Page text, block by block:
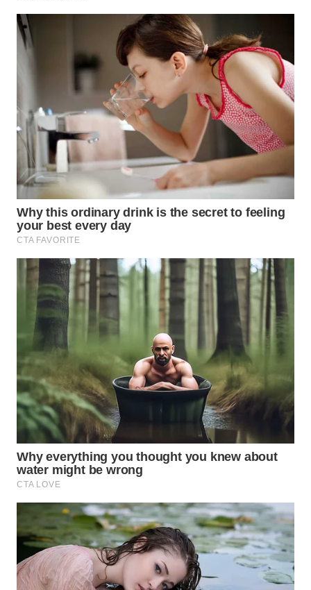
WN
SOLO
WN
BOROBUDUR
WN
MADURA
SURABAYA
WN
NATUNA
WN
BINTAN
WN
MANDALIKA
WN
LIKUPANG
WN
LABUANBAJO
WN
BORNEO